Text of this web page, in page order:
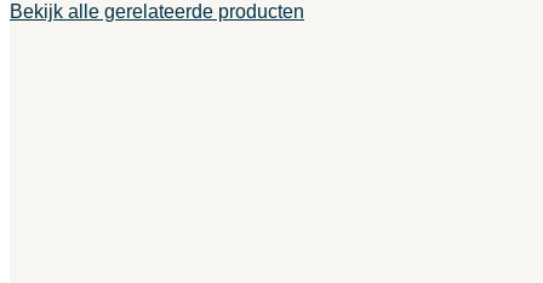
Bekijk alle gerelateerde producten